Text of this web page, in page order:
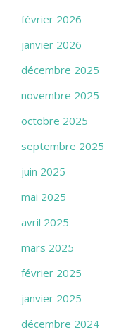
février 2026
janvier 2026
décembre 2025
novembre 2025
octobre 2025
septembre 2025
juin 2025
mai 2025
avril 2025
mars 2025
février 2025
janvier 2025
décembre 2024